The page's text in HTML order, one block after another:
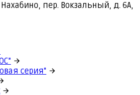
Нахабино, пер. Вокзальный, д. 6А,
серия"